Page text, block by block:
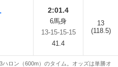
2:01.4
6馬身
13-15-15-15
41.4
13
(118.5)
ロン（600m）のタイム。オッズは単勝オ